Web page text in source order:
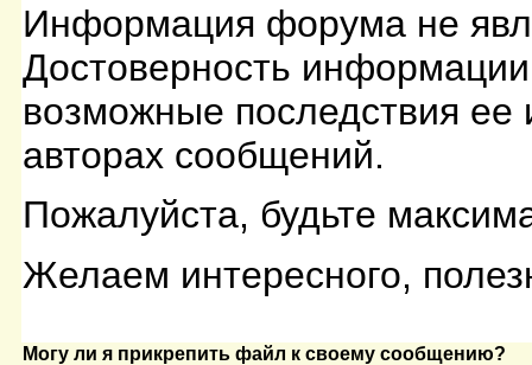
Информация форума не
Достоверность информации
возможные последствия ее
авторах сообщений.
Пожалуйста, будьте
Желаем интересного,
Могу ли я прикрепить файл к своему сообщению?